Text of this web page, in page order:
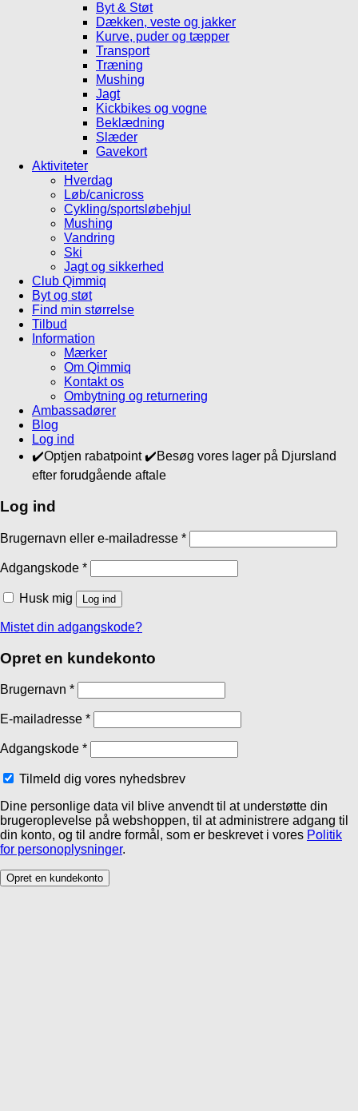
Byt & Støt
Dækken, veste og jakker
Kurve, puder og tæpper
Transport
Træning
Mushing
Jagt
Kickbikes og vogne
Beklædning
Slæder
Gavekort
Aktiviteter
Hverdag
Løb/canicross
Cykling/sportsløbehjul
Mushing
Vandring
Ski
Jagt og sikkerhed
Club Qimmiq
Byt og støt
Find min størrelse
Tilbud
Information
Mærker
Om Qimmiq
Kontakt os
Ombytning og returnering
Ambassadører
Blog
Log ind
✔️Optjen rabatpoint ✔️Besøg vores lager på Djursland
efter forudgående aftale
Log ind
Brugernavn eller e-mailadresse *
Adgangskode *
Husk mig Log ind
Mistet din adgangskode?
Opret en kundekonto
Brugernavn *
E-mailadresse *
Adgangskode *
Tilmeld dig vores nyhedsbrev
Dine personlige data vil blive anvendt til at understøtte din
brugeroplevelse på webshoppen, til at administrere adgang til
din konto, og til andre formål, som er beskrevet i vores Politik
for personoplysninger.
Opret en kundekonto